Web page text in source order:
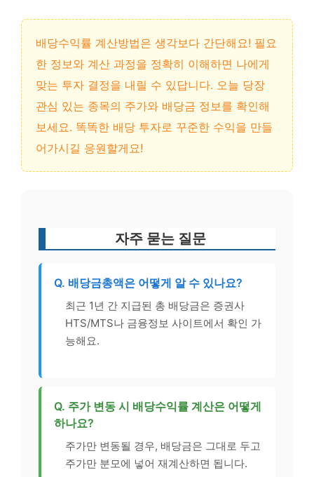
배당수익률 계산방법은 생각보다 간단해요! 필요
한 정보와 계산 과정을 정확히 이해하면 나에게
맞는 투자 결정을 내릴 수 있답니다. 오늘 당장
관심 있는 종목의 주가와 배당금 정보를 확인해
보세요. 똑똑한 배당 투자로 꾸준한 수익을 만들
어가시길 응원할게요!
자주 묻는 질문
Q. 배당금총액은 어떻게 알 수 있나요?
최근 1년 간 지급된 총 배당금은 증권사
HTS/MTS나 금융정보 사이트에서 확인 가
능해요.
Q. 주가 변동 시 배당수익률 계산은 어떻게
하나요?
주가만 변동될 경우, 배당금은 그대로 두고
주가만 분모에 넣어 재계산하면 됩니다.